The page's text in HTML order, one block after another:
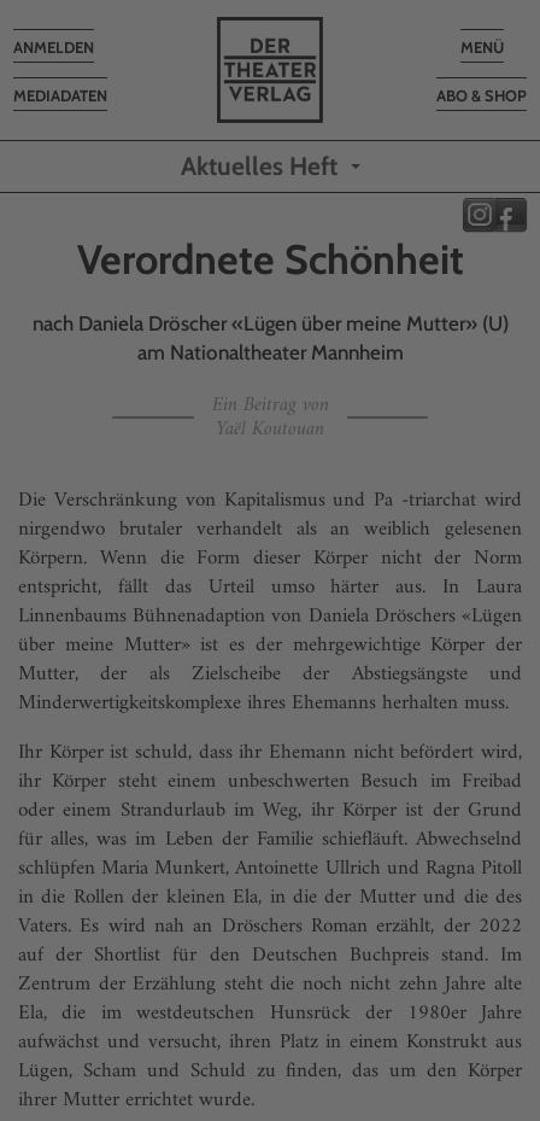
Toggle
MENÜ
ABO & SHOP
MEDIADATEN
Toggle
navigation
ANMELDEN
Aktuelles Heft
Verordnete Schönheit
nach Daniela Dröscher «Lügen über meine Mutter» (U)
am Nationaltheater Mannheim
Ein Beitrag von
Yaël Koutouan
Die Verschränkung von Kapitalismus und Pa -triarchat wird
nirgendwo brutaler verhandelt als an weiblich gelesenen
Körpern. Wenn die Form dieser Körper nicht der Norm
entspricht, fällt das Urteil umso härter aus. In Laura
Linnenbaums Bühnenadaption von Daniela Dröschers «Lügen
über meine Mutter» ist es der mehrgewichtige Körper der
Mutter, der als Zielscheibe der Abstiegsängste und
Minderwertigkeitskomplexe ihres Ehemanns herhalten muss.
Ihr Körper ist schuld, dass ihr Ehemann nicht befördert wird,
ihr Körper steht einem unbeschwerten Besuch im Freibad
oder einem Strandurlaub im Weg, ihr Körper ist der Grund
für alles, was im Leben der Familie schiefläuft. Abwechselnd
schlüpfen Maria Munkert, Antoinette Ullrich und Ragna Pitoll
in die Rollen der kleinen Ela, in die der Mutter und die des
Vaters. Es wird nah an Dröschers Roman erzählt, der 2022
auf der Shortlist für den Deutschen Buchpreis stand. Im
Zentrum der Erzählung steht die noch nicht zehn Jahre alte
Ela, die im westdeutschen Hunsrück der 1980er Jahre
aufwächst und versucht, ihren Platz in einem Konstrukt aus
Lügen, Scham und Schuld zu finden, das um den Körper
ihrer Mutter errichtet wurde.